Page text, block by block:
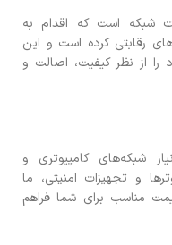
شبکه است که اقدام به
رقابتی کرده است و این
را از نظر کیفیت، اصالت و
شبکه‌های کامپیوتری و
و تجهیزات امنیتی، ما
مناسب برای شما فراهم